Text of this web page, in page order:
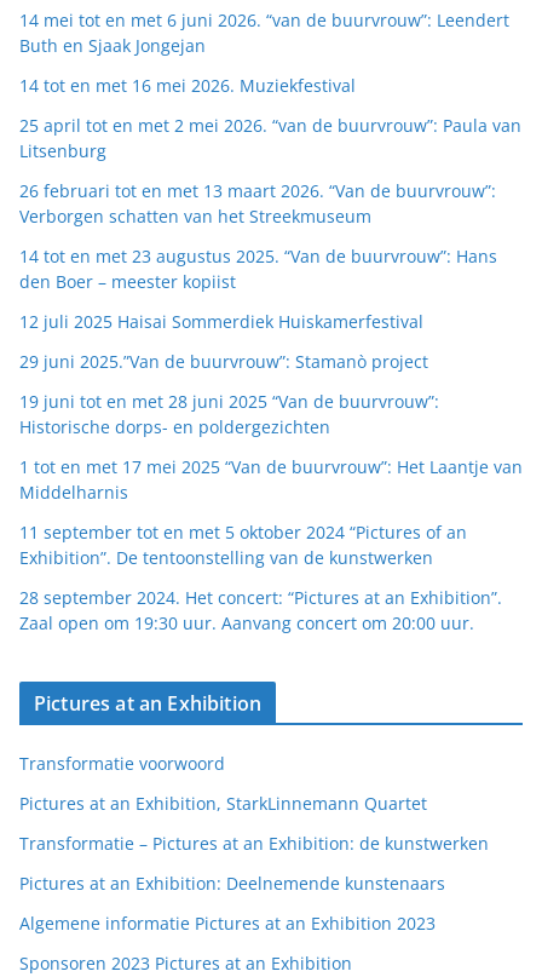
14 mei tot en met 6 juni 2026. “van de buurvrouw”: Leendert
Buth en Sjaak Jongejan
14 tot en met 16 mei 2026. Muziekfestival
25 april tot en met 2 mei 2026. “van de buurvrouw”: Paula van
Litsenburg
26 februari tot en met 13 maart 2026. “Van de buurvrouw”:
Verborgen schatten van het Streekmuseum
14 tot en met 23 augustus 2025. “Van de buurvrouw”: Hans
den Boer – meester kopiist
12 juli 2025 Haisai Sommerdiek Huiskamerfestival
29 juni 2025.”Van de buurvrouw”: Stamanò project
19 juni tot en met 28 juni 2025 “Van de buurvrouw”:
Historische dorps- en poldergezichten
1 tot en met 17 mei 2025 “Van de buurvrouw”: Het Laantje van
Middelharnis
11 september tot en met 5 oktober 2024 “Pictures of an
Exhibition”. De tentoonstelling van de kunstwerken
28 september 2024. Het concert: “Pictures at an Exhibition”.
Zaal open om 19:30 uur. Aanvang concert om 20:00 uur.
Pictures at an Exhibition
Transformatie voorwoord
Pictures at an Exhibition, StarkLinnemann Quartet
Transformatie – Pictures at an Exhibition: de kunstwerken
Pictures at an Exhibition: Deelnemende kunstenaars
Algemene informatie Pictures at an Exhibition 2023
Sponsoren 2023 Pictures at an Exhibition